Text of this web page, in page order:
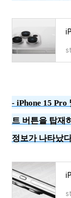
- iPhone 15 Pro
트 버튼을 탑재
정보가 나타났